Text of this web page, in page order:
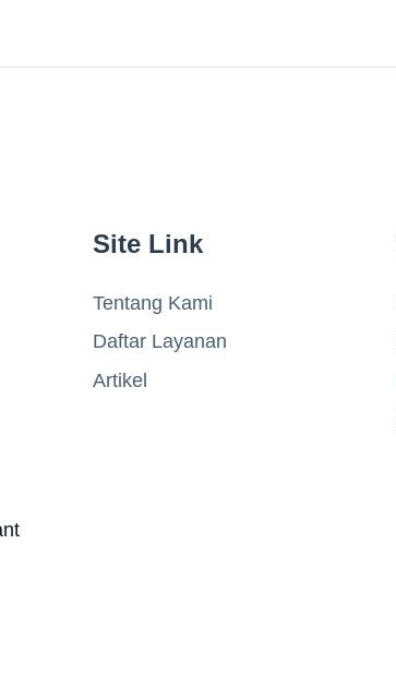
Site Link
Tentang Kami
Daftar Layanan
Artikel